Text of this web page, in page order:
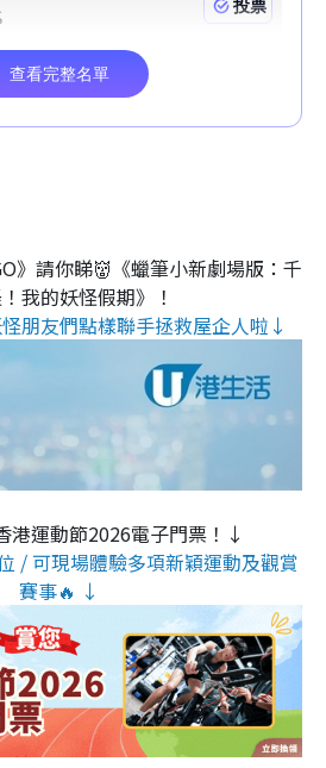
》請你睇👹《蠟筆小新劇場版：千
我的妖怪假期》！
朋友們點樣聯手拯救屋企人啦↓
港運動節2026電子門票！↓
/ 可現場體驗多項新穎運動及觀賞
賽事🔥 ↓